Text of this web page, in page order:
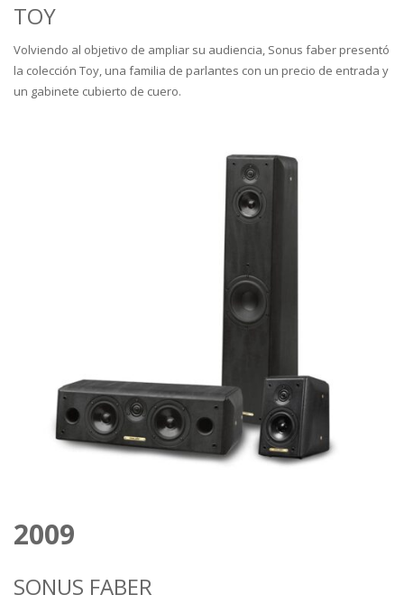
TOY
Volviendo al objetivo de ampliar su audiencia, Sonus faber presentó
la colección Toy, una familia de parlantes con un precio de entrada y
un gabinete cubierto de cuero.
2009
SONUS FABER